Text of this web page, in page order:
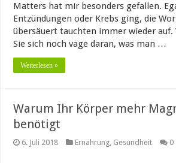
Matters hat mir besonders gefallen.
Entzündungen oder Krebs ging, die
übersäuert tauchten immer wieder
Sie sich noch vage daran, was man …
Weiterlesen »
Warum Ihr Körper mehr
benötigt
6. Juli 2018 Ernährung, Gesundheit 0